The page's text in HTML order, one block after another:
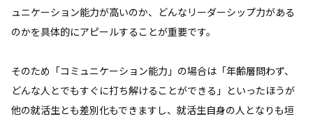
ュニケーション能力が高いのか、どんなリーダーシップ力がある
のかを具体的にアピールすることが重要です。
そのため「コミュニケーション能力」の場合は「年齢層問わず、
どんな人とでもすぐに打ち解けることができる」といったほうが
他の就活生とも差別化もできますし、就活生自身の人となりも垣